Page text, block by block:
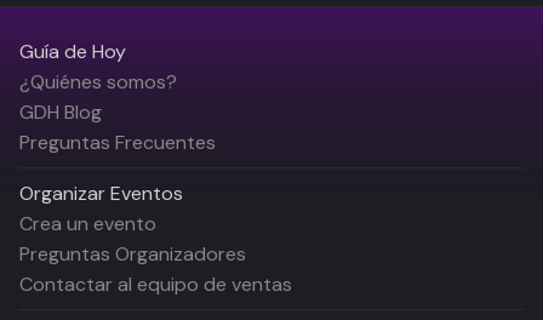
Guía de Hoy
¿Quiénes somos?
GDH Blog
Preguntas Frecuentes
Organizar Eventos
Crea un evento
Preguntas Organizadores
Contactar al equipo de ventas